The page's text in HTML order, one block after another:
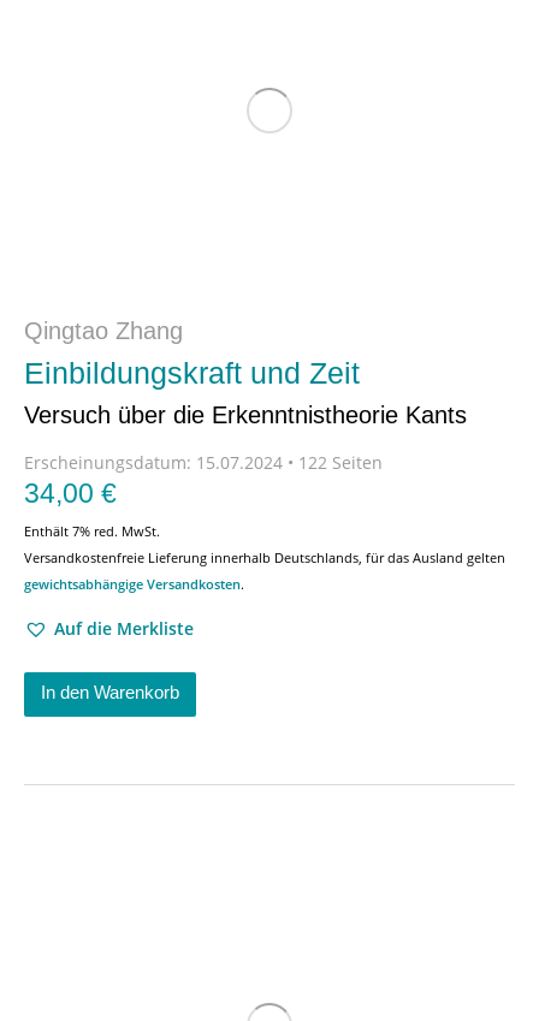
Qingtao Zhang
Einbildungskraft und Zeit
Versuch über die Erkenntnistheorie Kants
Erscheinungsdatum: 15.07.2024 • 122 Seiten
34,00 €
Enthält 7% red. MwSt.
Versandkostenfreie Lieferung innerhalb Deutschlands, für das Ausland gelten
gewichtsabhängige Versandkosten.
Auf die Merkliste
In den Warenkorb